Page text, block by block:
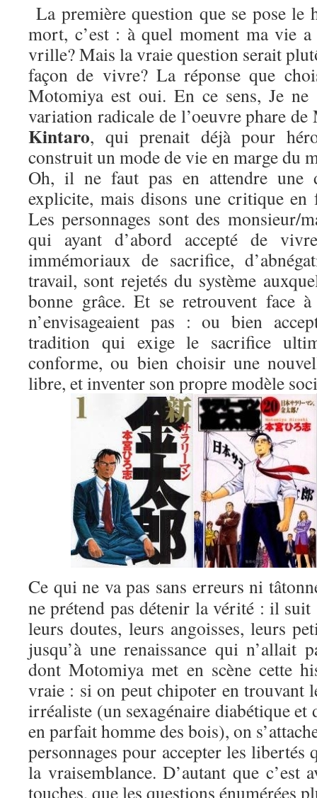
La première question que se pose le
mort, c’est : à quel moment ma vie
vrille? Mais la vraie question serait
façon de vivre? La réponse que
Motomiya est oui. En ce sens, Je
variation radicale de l’oeuvre phare
Kintaro, qui prenait déjà pour
construit un mode de vie en marge du
Oh, il ne faut pas en attendre une
explicite, mais disons une critique
Les personnages sont des monsieur/
qui ayant d’abord accepté de
immémoriaux de sacrifice,
travail, sont rejetés du système
bonne grâce. Et se retrouvent face
n’envisageaient pas : ou bien
tradition qui exige le sacrifice
conforme, ou bien choisir une
libre, et inventer son propre modèle
Ce qui ne va pas sans erreurs ni
ne prétend pas détenir la vérité : il suit
leurs doutes, leurs angoisses, leurs
jusqu’à une renaissance qui n’allait
dont Motomiya met en scène cette
vraie : si on peut chipoter en trouvant
irréaliste (un sexagénaire diabétique et
en parfait homme des bois), on
personnages pour accepter les libertés
la vraisemblance. D’autant que c’est
touches, que les questions énumérées